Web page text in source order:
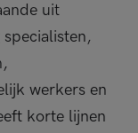
uit
werkers en
korte lijnen